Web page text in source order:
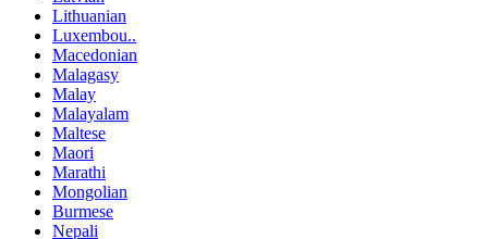
Lithuanian
Luxembou..
Macedonian
Malagasy
Malay
Malayalam
Maltese
Maori
Marathi
Mongolian
Burmese
Nepali